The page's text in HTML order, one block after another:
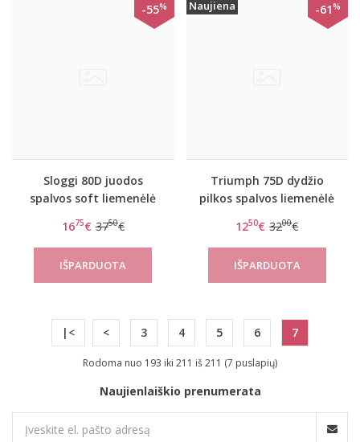
-55%
Sloggi 80D juodos
spalvos soft liemenėlė
1675€ 3750€
Naujiena -61%
Triumph 75D dydžio
pilkos spalvos liemenėlė
1250€ 3200€
|< < 3 4 5 6 7
Rodoma nuo 193 iki 211 iš 211 (7 puslapių)
Naujienlaiškio prenumerata